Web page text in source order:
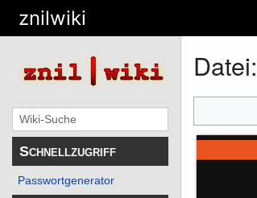
znilwiki
Schnellzugriff
Passwortgenerator
Datei: